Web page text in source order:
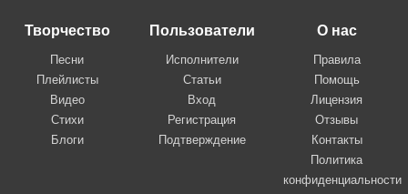
Творчество
Песни
Плейлисты
Видео
Стихи
Блоги
Пользователи
Исполнители
Статьи
Вход
Регистрация
Подтверждение
О нас
Правила
Помощь
Лицензия
Отзывы
Контакты
Политика
конфиденциальности